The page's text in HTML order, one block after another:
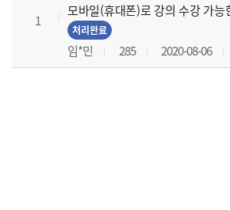
1
모바일(휴대폰)로 강의 수강 가능
처리완료
임*민 285 2020-08-06